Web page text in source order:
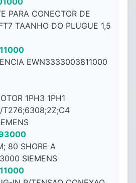
PARA CONECTOR DE
TAANHO DO PLUGUE 1,5
EWN3333003811000
1PH3 1PH1
T276;6308;2Z;C4
80 SHORE A
SIEMENS